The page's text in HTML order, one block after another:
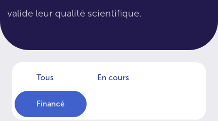
valide leur qualité scientifique.
Tous En cours
Financé